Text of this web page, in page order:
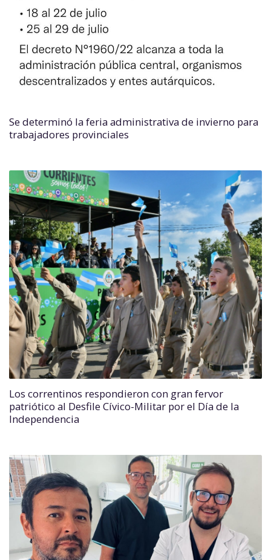
Se determinó la feria administrativa de invierno para
trabajadores provinciales
Los correntinos respondieron con gran fervor
patriótico al Desfile Cívico-Militar por el Día de la
Independencia